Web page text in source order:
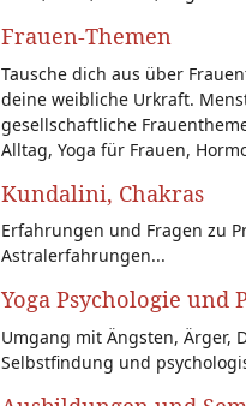
Frauen-Themen
Tausche dich aus über
deine weibliche Urkraft.
gesellschaftliche
Alltag, Yoga für Frauen,
Kundalini, Chakras
Erfahrungen und Fragen zu
Astralerfahrungen...
Yoga Psychologie und
Umgang mit Ängsten, Ärger,
Selbstfindung und